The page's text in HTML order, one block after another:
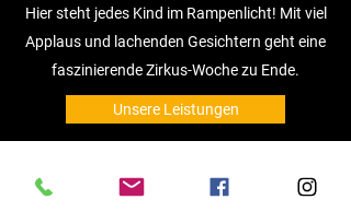
Hier steht jedes Kind im Rampenlicht! Mit viel
Applaus und lachenden Gesichtern geht eine
faszinierende Zirkus-Woche zu Ende.
Unsere Leistungen